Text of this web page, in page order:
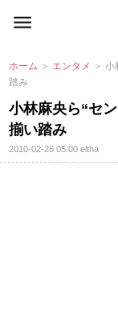
ホーム ＞ エンタメ ＞
踏み
小林麻央ら“セ
揃い踏み
2010-02-26 05:00eltha